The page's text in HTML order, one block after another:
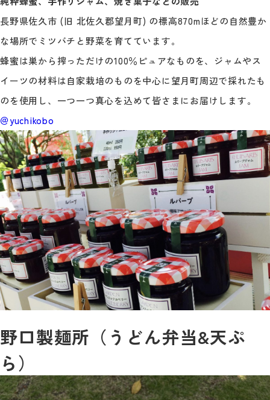
長野県佐久市 (旧 北佐久郡望月町) の標高870mほどの自然豊か
な場所でミツバチと野菜を育てています。
蜂蜜は巣から搾っただけの100％ピュアなものを、ジャムやス
イーツの材料は自家栽培のものを中心に望月町周辺で採れたも
のを使用し、一つ一つ真心を込めて皆さまにお届けします。
＠yuchikobo
野口製麺所（うどん弁当&天ぷ
ら）